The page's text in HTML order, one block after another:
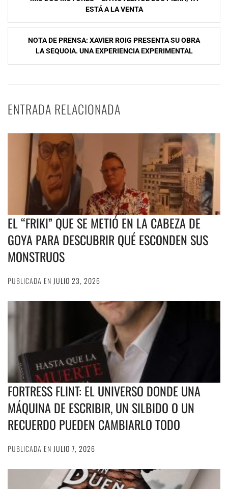
entradas
ESTÁ A LA VENTA
NOTA DE PRENSA: XAVIER ROIG PRESENTA SU OBRA
LA SEQUOIA. UNA EXPERIENCIA EXPERIMENTAL
ENTRADA RELACIONADA
EL “FRIKI” QUE SE METIÓ EN LA CABEZA DE
GOYA PARA DESCUBRIR QUÉ ESCONDEN SUS
MONSTRUOS
PUBLICADA EN JULIO 23, 2026
FORTRESS FLINT: EL UNIVERSO DONDE UNA
MÁQUINA DE ESCRIBIR, UN SILBIDO O UN
RECUERDO PUEDEN CAMBIARLO TODO
PUBLICADA EN JULIO 7, 2026